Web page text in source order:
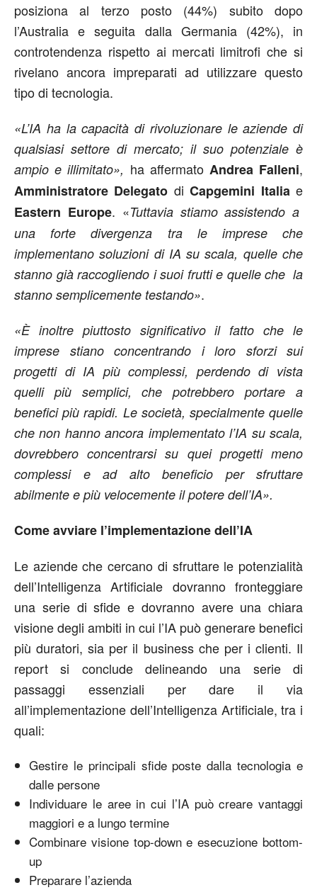
posiziona al terzo posto (44%) subito dopo
l’Australia e seguita dalla Germania (42%), in
controtendenza rispetto ai mercati limitrofi che si
rivelano ancora impreparati ad utilizzare questo
tipo di tecnologia.
«L’IA ha la capacità di rivoluzionare le aziende di
qualsiasi settore di mercato; il suo potenziale è
ampio e illimitato», ha affermatoAndrea Falleni,
Amministratore Delegato diCapgemini Italiae
Eastern Europe. «Tuttavia stiamo assistendo a
una forte divergenza tra le imprese che
implementano soluzioni di IA su scala, quelle che
stanno già raccogliendo i suoi frutti e quelle che la
stanno semplicemente testando».
«È inoltre piuttosto significativo il fatto che le
imprese stiano concentrando i loro sforzi sui
progetti di IA più complessi, perdendo di vista
quelli più semplici, che potrebbero portare a
benefici più rapidi. Le società, specialmente quelle
che non hanno ancora implementato l’IA su scala,
dovrebbero concentrarsi su quei progetti meno
complessi e ad alto beneficio per sfruttare
abilmente e più velocemente il potere dell’IA».
Come avviare l’implementazione dell’IA
Le aziende che cercano di sfruttare le potenzialità
dell’Intelligenza Artificiale dovranno fronteggiare
una serie di sfide e dovranno avere una chiara
visione degli ambiti in cui l’IA può generare benefici
più duratori, sia per il business che per i clienti. Il
report si conclude delineando una serie di
passaggi essenziali per dare il via
all’implementazione dell’Intelligenza Artificiale, tra i
quali:
Gestire le principali sfide poste dalla tecnologia e
dalle persone
Individuare le aree in cui l’IA può creare vantaggi
maggiori e a lungo termine
Combinare visione top-down e esecuzione bottom-
up
Preparare l’azienda